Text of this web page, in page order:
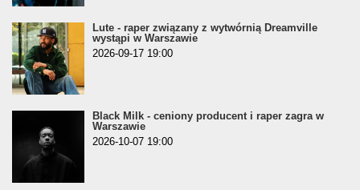
Lute - raper związany z wytwórnią Dreamville
wystąpi w Warszawie
2026-09-17 19:00
Black Milk - ceniony producent i raper zagra w
Warszawie
2026-10-07 19:00